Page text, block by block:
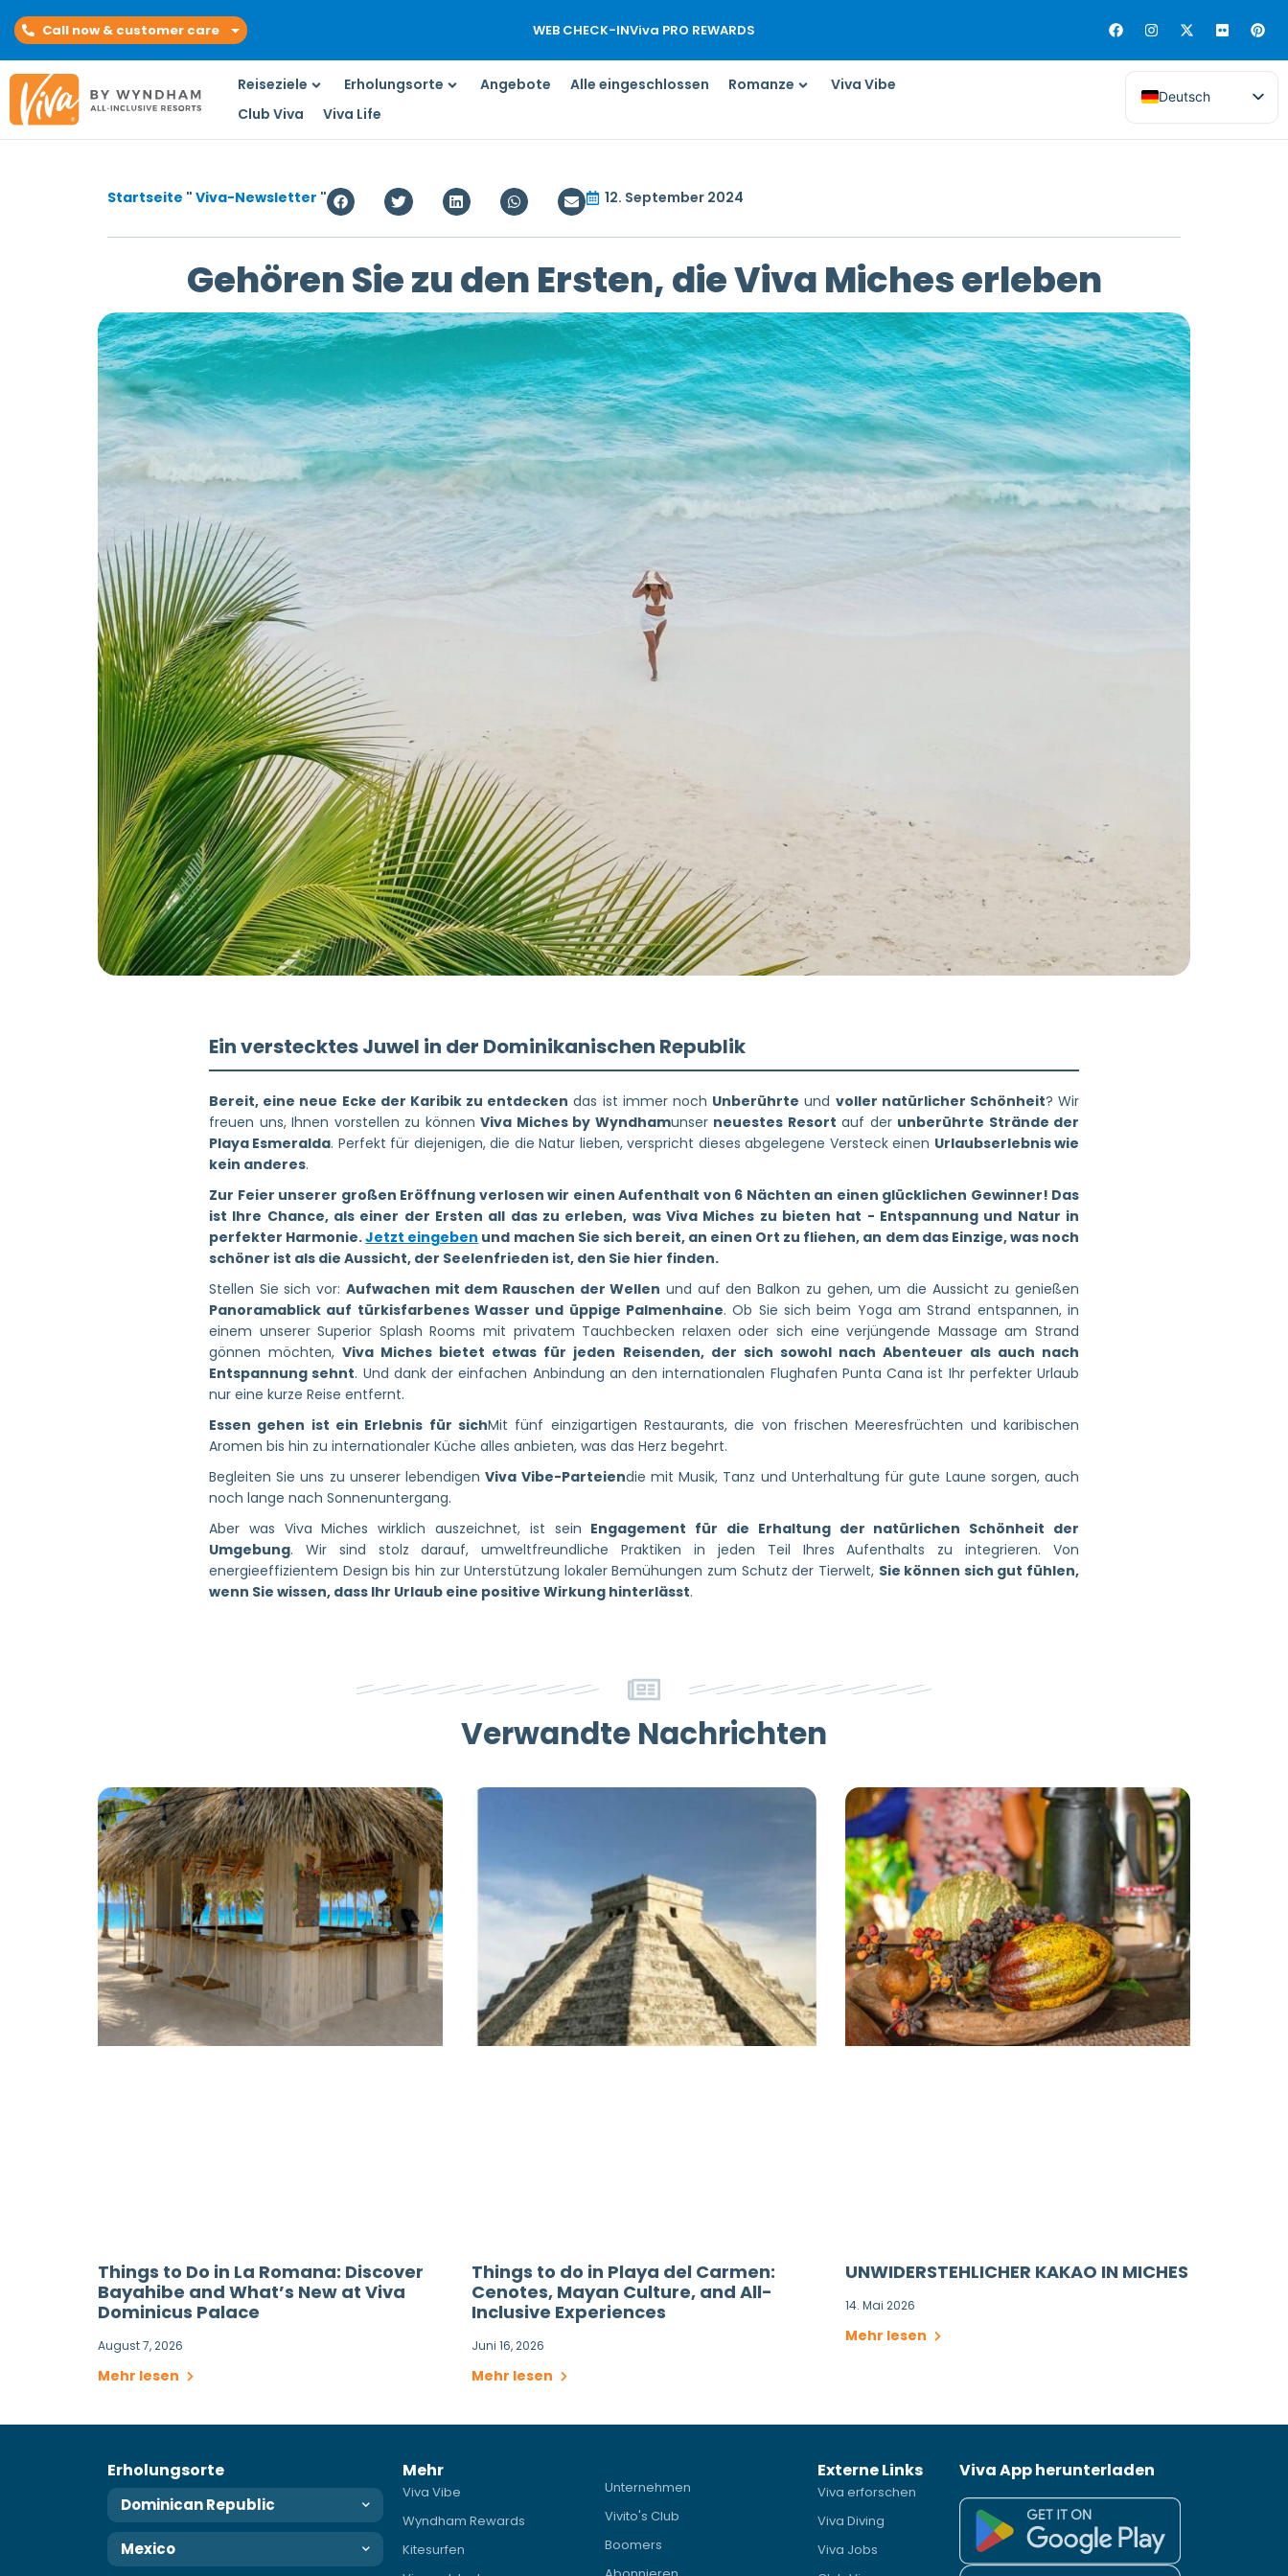
Call now & customer care WEB CHECK-INViva PRO REWARDS
Reiseziele Erholungsorte Angebote Alle eingeschlossen Romanze
Viva Vibe
Club Viva
Viva Life
Deutsch
Startseite " Viva-Newsletter " 12. September 2024
Gehören Sie zu den Ersten, die Viva Miches erleben
Ein verstecktes Juwel in der Dominikanischen Republik
Bereit, eine neue Ecke der Karibik zu entdecken das ist immer noch Unberührte und voller natürlicher Schönheit? Wir
freuen uns, Ihnen vorstellen zu können Viva Miches by Wyndhamunser neuestes Resort auf der unberührte Strände der
Playa Esmeralda. Perfekt für diejenigen, die die Natur lieben, verspricht dieses abgelegene Versteck einen Urlaubserlebnis wie
kein anderes.
Zur Feier unserer großen Eröffnung verlosen wir einen Aufenthalt von 6 Nächten an einen glücklichen Gewinner! Das
ist Ihre Chance, als einer der Ersten all das zu erleben, was Viva Miches zu bieten hat - Entspannung und Natur in
perfekter Harmonie.Jetzt eingeben und machen Sie sich bereit, an einen Ort zu fliehen, an dem das Einzige, was noch
schöner ist als die Aussicht, der Seelenfrieden ist, den Sie hier finden.
Stellen Sie sich vor: Aufwachen mit dem Rauschen der Wellen und auf den Balkon zu gehen, um die Aussicht zu genießen
Panoramablick auf türkisfarbenes Wasser und üppige Palmenhaine. Ob Sie sich beim Yoga am Strand entspannen, in
einem unserer Superior Splash Rooms mit privatem Tauchbecken relaxen oder sich eine verjüngende Massage am Strand
gönnen möchten,Viva Miches bietet etwas für jeden Reisenden, der sich sowohl nach Abenteuer als auch nach
Entspannung sehnt. Und dank der einfachen Anbindung an den internationalen Flughafen Punta Cana ist Ihr perfekter Urlaub
nur eine kurze Reise entfernt.
Essen gehen ist ein Erlebnis für sichMit fünf einzigartigen Restaurants, die von frischen Meeresfrüchten und karibischen
Aromen bis hin zu internationaler Küche alles anbieten, was das Herz begehrt.
Begleiten Sie uns zu unserer lebendigenViva Vibe-Parteiendie mit Musik, Tanz und Unterhaltung für gute Laune sorgen, auch
noch lange nach Sonnenuntergang.
Aber was Viva Miches wirklich auszeichnet, ist sein Engagement für die Erhaltung der natürlichen Schönheit der
Umgebung. Wir sind stolz darauf, umweltfreundliche Praktiken in jeden Teil Ihres Aufenthalts zu integrieren. Von
energieeffizientem Design bis hin zur Unterstützung lokaler Bemühungen zum Schutz der Tierwelt, Sie können sich gut fühlen,
wenn Sie wissen, dass Ihr Urlaub eine positive Wirkung hinterlässt.
Verwandte Nachrichten
Things to Do in La Romana: Discover
Bayahibe and What’s New at Viva
Dominicus Palace
August 7, 2026
Mehr lesen
Things to do in Playa del Carmen:
Cenotes, Mayan Culture, and All-
Inclusive Experiences
Juni 16, 2026
Mehr lesen
UNWIDERSTEHLICHER KAKAO IN MICHES
14. Mai 2026
Mehr lesen
Erholungsorte
Dominican Republic
Mexico
Mehr
Viva Vibe
Wyndham Rewards
Kitesurfen
Unternehmen
Vivito's Club
Boomers
Externe Links
Viva erforschen
Viva Diving
Viva Jobs
Viva App herunterladen